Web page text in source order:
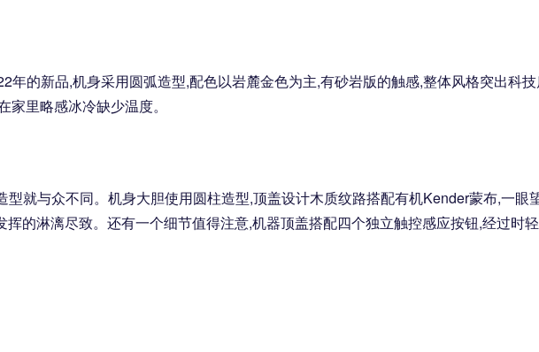
年的新品,机身采用圆弧造型,配色以岩麓金色为主,有砂岩版的触感,整体风格突出科
里略感冰冷缺少温度。
型就与众不同。机身大胆使用圆柱造型,顶盖设计木质纹路搭配有机Kender蒙布,一眼
的淋漓尽致。还有一个细节值得注意,机器顶盖搭配四个独立触控感应按钮,经过时